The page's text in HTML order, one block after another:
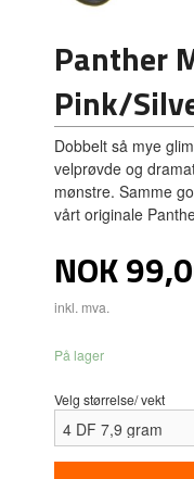
Panther
Pink/
Dobbelt så mye
velprøvde og
mønstre. Samme
vårt originale
Pris
NOK
inkl. mva.
På lager
Velg størrelse/ vekt